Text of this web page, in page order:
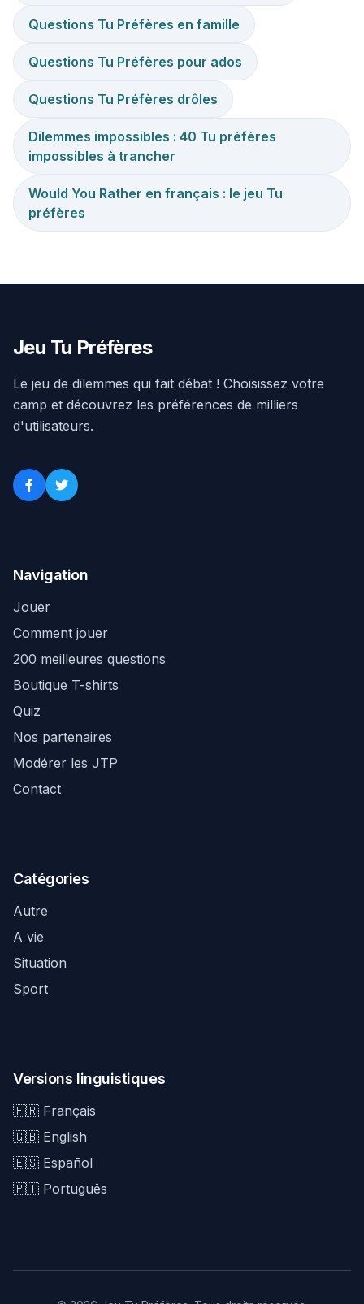
Questions Tu Préfères en famille
Questions Tu Préfères pour ados
Questions Tu Préfères drôles
Dilemmes impossibles : 40 Tu préfères
impossibles à trancher
Would You Rather en français : le jeu Tu
préfères
Jeu Tu Préfères
Le jeu de dilemmes qui fait débat ! Choisissez votre
camp et découvrez les préférences de milliers
d'utilisateurs.
Navigation
Jouer
Comment jouer
200 meilleures questions
Boutique T-shirts
Quiz
Nos partenaires
Modérer les JTP
Contact
Catégories
Autre
A vie
Situation
Sport
Versions linguistiques
🇫🇷 Français
🇬🇧 English
🇪🇸 Español
🇵🇹 Português